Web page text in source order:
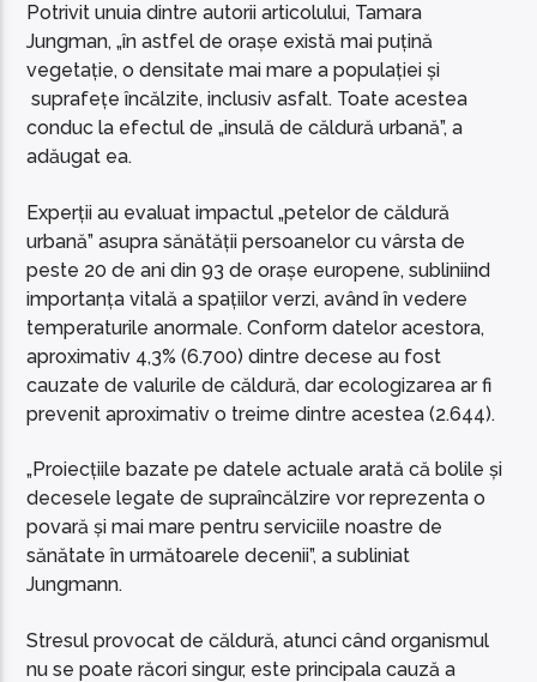
Potrivit unuia dintre autorii articolului, Tamara
Jungman, „în astfel de orașe există mai puțină
vegetație, o densitate mai mare a populației și
suprafețe încălzite, inclusiv asfalt. Toate acestea
conduc la efectul de „insulă de căldură urbană”, a
adăugat ea.
Experții au evaluat impactul „petelor de căldură
urbană” asupra sănătății persoanelor cu vârsta de
peste 20 de ani din 93 de orașe europene, subliniind
importanța vitală a spațiilor verzi, având în vedere
temperaturile anormale. Conform datelor acestora,
aproximativ 4,3% (6.700) dintre decese au fost
cauzate de valurile de căldură, dar ecologizarea ar fi
prevenit aproximativ o treime dintre acestea (2.644).
„Proiecțiile bazate pe datele actuale arată că bolile și
decesele legate de supraîncălzire vor reprezenta o
povară și mai mare pentru serviciile noastre de
sănătate în următoarele decenii”, a subliniat
Jungmann.
Stresul provocat de căldură, atunci când organismul
nu se poate răcori singur, este principala cauză a